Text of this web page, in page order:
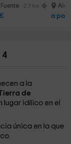
2.7 km
a
4
a la
de
lugar idílico en el
única en la que